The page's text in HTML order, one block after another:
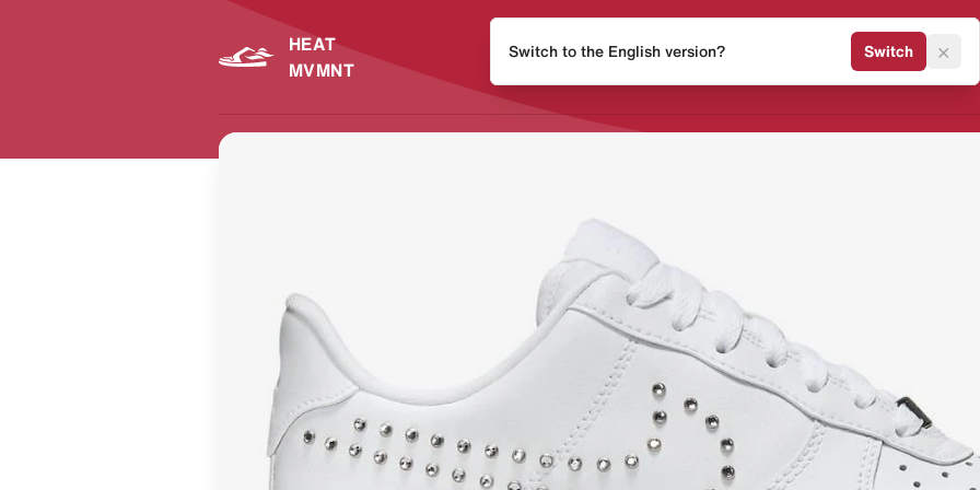
HEAT
MVMNT
Release Kalender Sneaker
Switch to the English version? Switch ×